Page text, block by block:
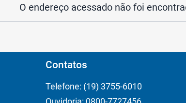
O endereço acessado não foi
Contatos
Telefone: (19) 3755-6010